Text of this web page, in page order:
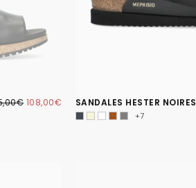
PRIX
108,00€ SANDALES HESTER NOIRES
+7